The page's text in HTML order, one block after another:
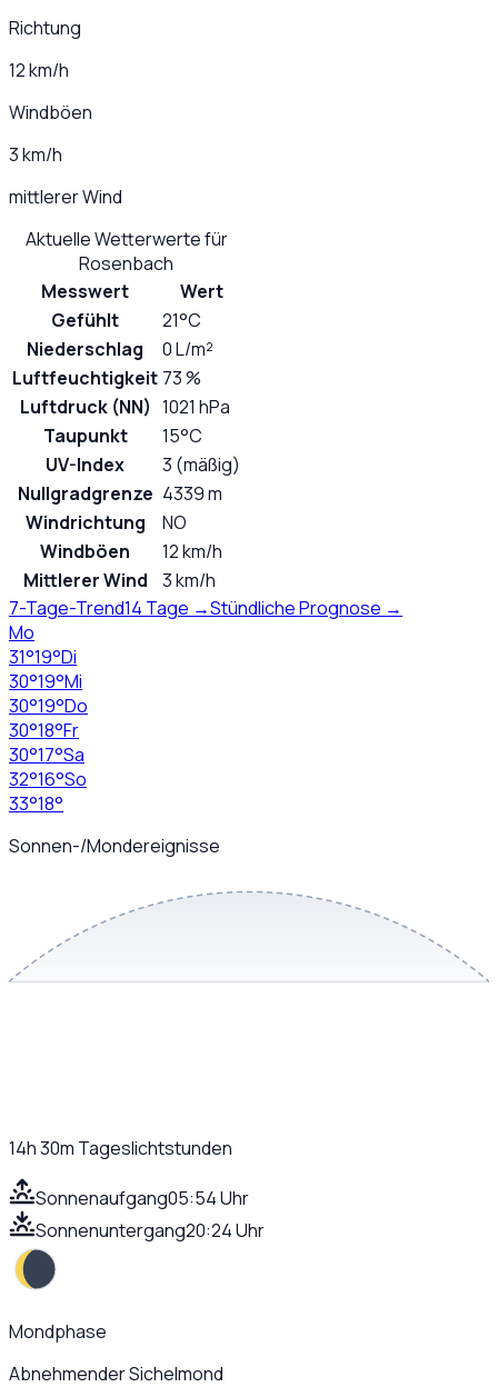
Richtung
12 km/h
Windböen
3 km/h
mittlerer Wind
Aktuelle Wetterwerte für
Rosenbach
Messwert
Wert
Gefühlt
21°C
Niederschlag
0 L/m²
Luftfeuchtigkeit 73 %
Luftdruck (NN) 1021 hPa
Taupunkt
15°C
UV-Index
3 (mäßig)
Nullgradgrenze 4339 m
Windrichtung
NO
Windböen
12 km/h
Mittlerer Wind
3 km/h
7-Tage-Trend14 Tage →Stündliche Prognose →
Mo
31°19°Di
30°19°Mi
30°19°Do
30°18°Fr
30°17°Sa
32°16°So
33°18°
Sonnen-/Mondereignisse
14h 30m Tageslichtstunden
Sonnenaufgang05:54 Uhr
Sonnenuntergang20:24 Uhr
Mondphase
Abnehmender Sichelmond